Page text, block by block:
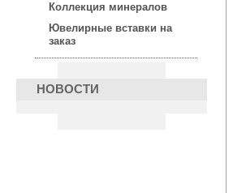
Коллекция минералов
Ювелирные вставки на
заказ
НОВОСТИ